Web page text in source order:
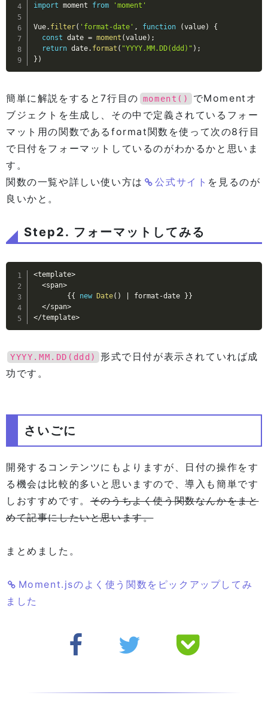
import moment from 'moment'
Vue. filter( 'format-date' , function (value)
{
const date = moment (value) ;
return date. format ( "YYYY.MM.DD(ddd)" ) ;
} )
簡単に解説をすると7行目の moment()
でMomentオ
ブジェクトを生成し、その中で定義されているフォー
マット用の関数であるformat関数を使って次の8行目
で日付をフォーマットしているのがわかるかと思いま
す。
関数の一覧や詳しい使い方は
公式サイト を見るのが
良いかと。
Step2. フォーマットしてみる
<template>
<span>
{ { new Date( ) format -date } }
</span>
</template>
YYYY.MM.DD(ddd)
形式で日付が表示されていれば成
功です。
さいごに
開発するコンテンツにもよりますが、日付の操作をす
る機会は比較的多いと思いますので、導入も簡単です
しおすすめです。そのうちよく使う関数なんかをまと
めて記事にしたいと思います。
まとめました。
Moment.jsのよく使う関数をピックアップしてみ
ました